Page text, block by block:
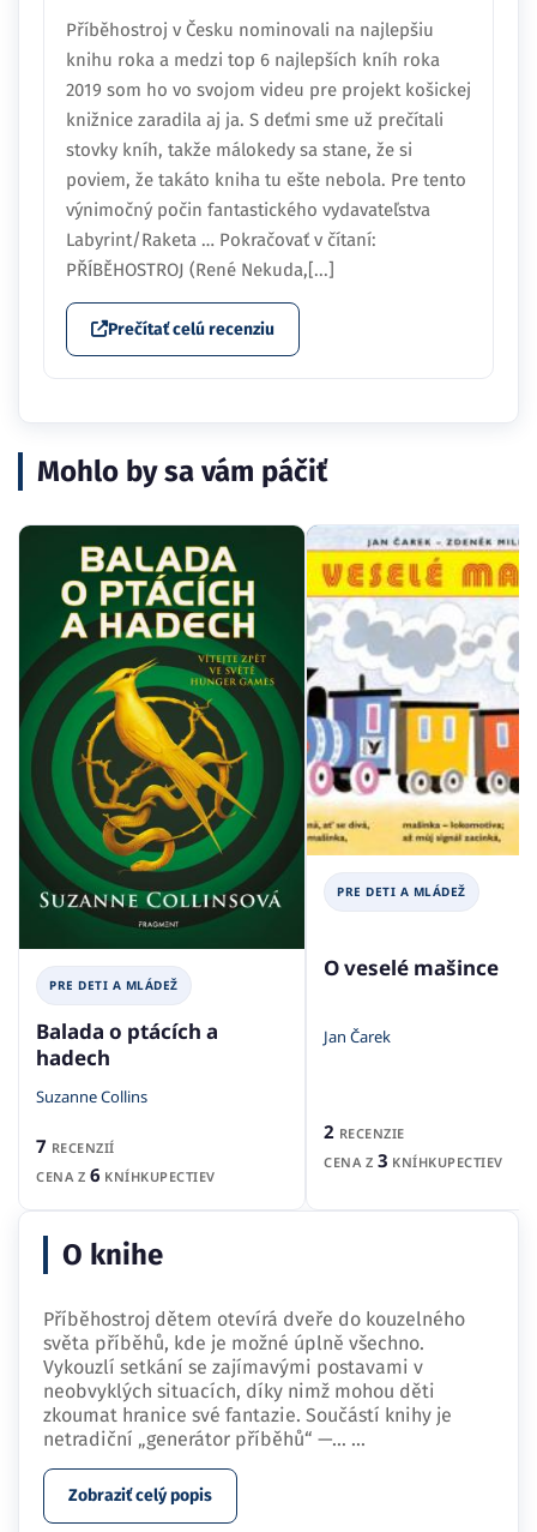
Příběhostroj v Česku nominovali na najlepšiu
knihu roka a medzi top 6 najlepších kníh roka
2019 som ho vo svojom videu pre projekt košickej
knižnice zaradila aj ja. S deťmi sme už prečítali
stovky kníh, takže málokedy sa stane, že si
poviem, že takáto kniha tu ešte nebola. Pre tento
výnimočný počin fantastického vydavateľstva
Labyrint/Raketa … Pokračovať v čítaní:
PŘÍBĚHOSTROJ (René Nekuda,[...]
Prečítať celú recenziu
Mohlo by sa vám páčiť
PRE DETI A MLÁDEŽ
Balada o ptácích a
hadech
Suzanne Collins
7 RECENZIÍ
CENA Z 6 KNÍHKUPECTIEV
PRE DETI A MLÁDEŽ
O veselé mašince
Jan Čarek
2 RECENZIE
CENA Z 3 KNÍHKUPECTIEV
O knihe
Příběhostroj dětem otevírá dveře do kouzelného
světa příběhů, kde je možné úplně všechno.
Vykouzlí setkání se zajímavými postavami v
neobvyklých situacích, díky nimž mohou děti
zkoumat hranice své fantazie. Součástí knihy je
netradiční „generátor příběhů“ —… ...
Zobraziť celý popis